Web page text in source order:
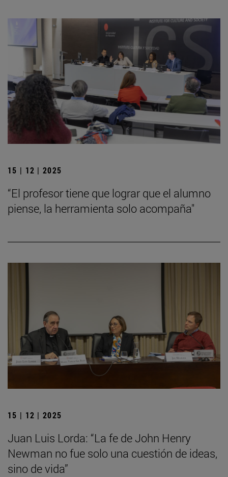
15 | 12 | 2025
“El profesor tiene que lograr que el alumno
piense, la herramienta solo acompaña"
15 | 12 | 2025
Juan Luis Lorda: “La fe de John Henry
Newman no fue solo una cuestión de ideas,
sino de vida”